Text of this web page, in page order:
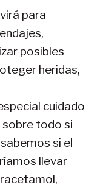
para
posibles
heridas,
cuidado
sobre todo si
si el
llevar